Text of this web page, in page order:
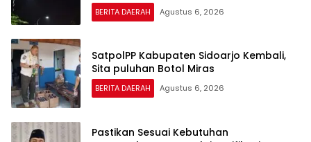
BERITA DAERAH Agustus 6, 2026
SatpolPP Kabupaten Sidoarjo Kembali,
Sita puluhan Botol Miras
BERITA DAERAH Agustus 6, 2026
Pastikan Sesuai Kebutuhan